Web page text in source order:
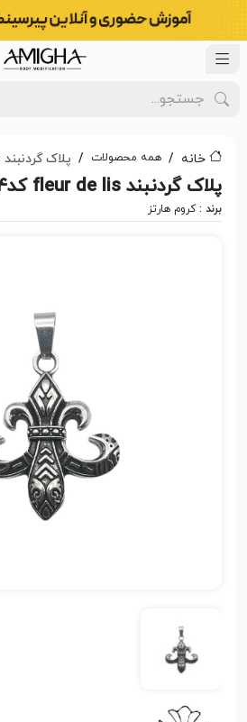
خانه همه محصولات پلاک گردنبند fleur de lis کد۳۰۶۴
پلاک گردنبند fleur de lis کد۳۰۶۴
برند :کروم هارتز